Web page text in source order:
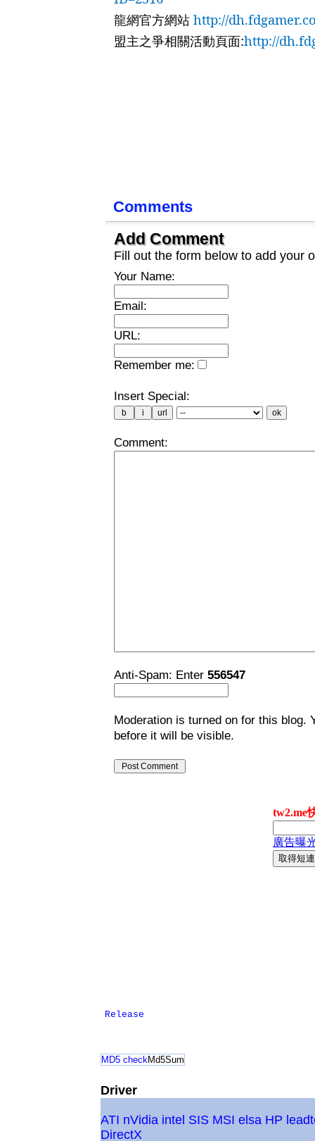
龍網官方網站 http://
盟主之爭相關活動頁面:http://
Comments
Add Comment
Fill out the form below to add your
Your Name:
Email:
URL:
Remember me:
Insert Special:
Comment:
Anti-Spam: Enter 556547
Moderation is turned on for this blog.
before it will be visible.
Release
MD5 checkMd5Sum
Driver
ATI nVidia intel SIS MSI elsa HP
DirectX